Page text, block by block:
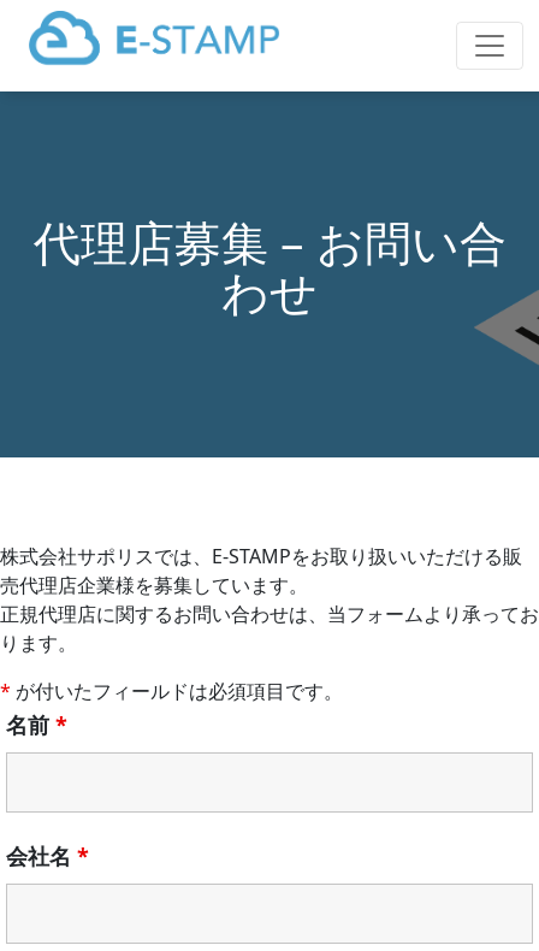
代理店募集 – お問い合
わせ
株式会社サポリスでは、E-STAMPをお取り扱いいただける販
売代理店企業様を募集しています。
正規代理店に関するお問い合わせは、当フォームより承ってお
ります。
* が付いたフィールドは必須項目です。
名前 *
会社名 *